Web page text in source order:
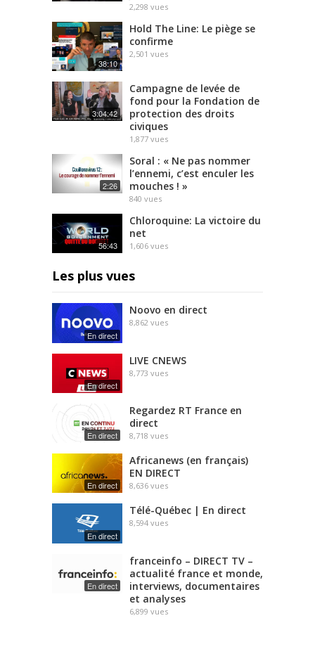
2,298 vues
38:10
Hold The Line: Le piège se
confirme
2,501 vues
3:04:42
Campagne de levée de
fond pour la Fondation de
protection des droits
civiques
1,877 vues
2:26
Soral : « Ne pas nommer
l’ennemi, c’est enculer les
mouches ! »
840 vues
56:43
Chloroquine: La victoire du
net
1,606 vues
Les plus vues
En direct
Noovo en direct
8,862 vues
En direct
LIVE CNEWS
8,773 vues
En direct
Regardez RT France en
direct
8,718 vues
En direct
Africanews (en français)
EN DIRECT
8,636 vues
En direct
Télé-Québec | En direct
8,594 vues
En direct
franceinfo – DIRECT TV –
actualité france et monde,
interviews, documentaires
et analyses
6,899 vues